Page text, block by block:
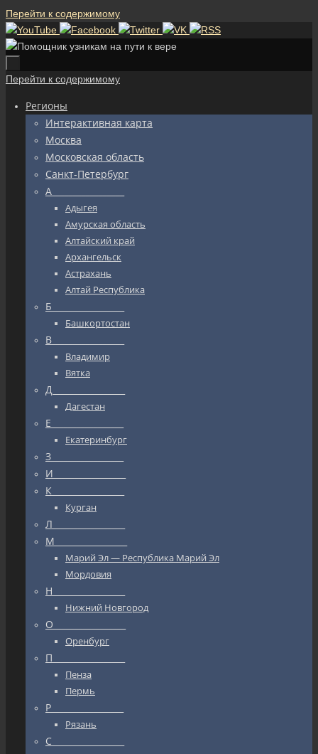
Перейти к содержимому
Перейти к содержимому
Регионы
Интерактивная карта
Москва
Московская область
Санкт-Петербург
А_________________
Адыгея
Амурская область
Алтайский край
Архангельск
Астрахань
Алтай Республика
Б_________________
Башкортостан
В_________________
Владимир
Вятка
Д_________________
Дагестан
Е_________________
Екатеринбург
З_________________
И_________________
К_________________
Курган
Л_________________
М_________________
Марий Эл — Республика Марий Эл
Мордовия
Н_________________
Нижний Новгород
О_________________
Оренбург
П_________________
Пенза
Пермь
Р_________________
Рязань
С_________________